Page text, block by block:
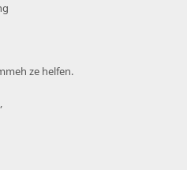
ze helfen.